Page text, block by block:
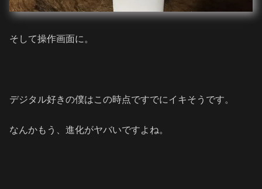
そして操作画面に。
デジタル好きの僕はこの時点ですでにイキそうです。
なんかもう、進化がヤバいですよね。